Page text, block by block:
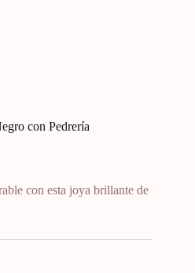
con Pedrería
con esta joya brillante de